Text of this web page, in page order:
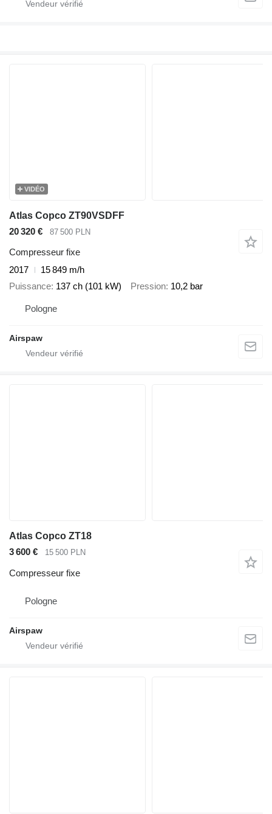
VIDÉO
Atlas Copco ZT90VSDFF
20 320 €
87 500 PLN
Compresseur fixe
2017
15 849 m/h
Puissance 137 ch (101 kW) Pression 10,2 bar
Pologne
Airspaw
Atlas Copco ZT18
3 600 €
15 500 PLN
Compresseur fixe
Pologne
Airspaw